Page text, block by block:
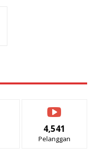
4,541
Pelanggan